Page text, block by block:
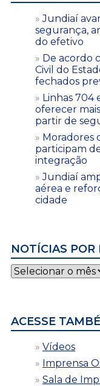
Jundiaí
segurança,
do efetivo
De acordo
Civil do
fechados
Linhas 704
oferecer
partir de
Moradores
participam
integração
Jundiaí
aérea e
cidade
NOTÍCIAS POR
Notícias
por
ACESSE
Vídeos
Imprensa
Sala de